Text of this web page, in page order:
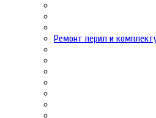
Ремонт перил и